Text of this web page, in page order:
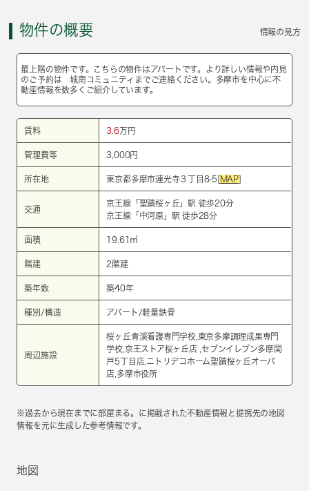
物件の概要 情報の見方
最上階の物件です。こちらの物件はアパートです。より詳しい情報や内見
のご予約は 城南コミュニティまでご連絡ください。多摩市を中心に不
動産情報を数多くご紹介しています。
賃料 3.6万円
管理費等 3,000円
所在地 東京都多摩市連光寺３丁目8-5[ MAP]
交通
京王線 「 聖蹟桜ヶ丘 」駅 徒歩20分
京王線 「 中河原 」駅 徒歩28分
面積 19.61㎡
階建 2階建
築年数 築40年
種別/構造 アパート/軽量鉄骨
周辺施設
桜ヶ丘青溪看護専門学校,東京多摩調理成果専門
学校,京王ストア桜ヶ丘店 ,セブンイレブン多摩関
戸5丁目店,ニトリデコホーム聖蹟桜ヶ丘オーパ
店,多摩市役所
※過去から現在までに部屋まる。に掲載された不動産情報と提携先の地図
情報を元に生成した参考情報です。
地図